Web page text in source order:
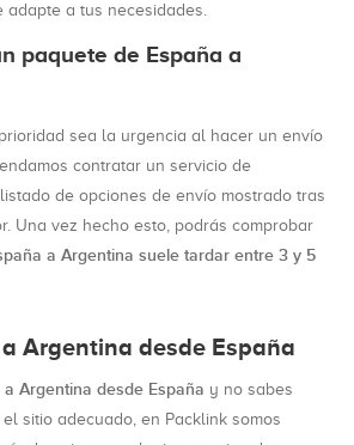
adapte a tus necesidades.
paquete de España a
sea la urgencia al hacer un envío
contratar un servicio de
de opciones de envío mostrado tras
Una vez hecho esto, podrás comprobar
a Argentina suele tardar entre 3 y 5
Argentina desde España
Argentina desde España y no sabes
sitio adecuado, en Packlink somos